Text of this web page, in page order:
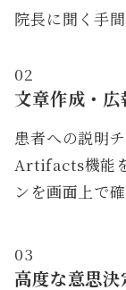
院長に聞く手
02
文章作成・
患者への説明
Artifacts機能
ンを画面上で
03
高度な意思